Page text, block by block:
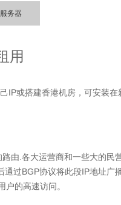
务器
用
或搭建香港机房，可安装在
.各大运营商和一些大的民
过BGP协议将此段IP地址广
的高速访问。